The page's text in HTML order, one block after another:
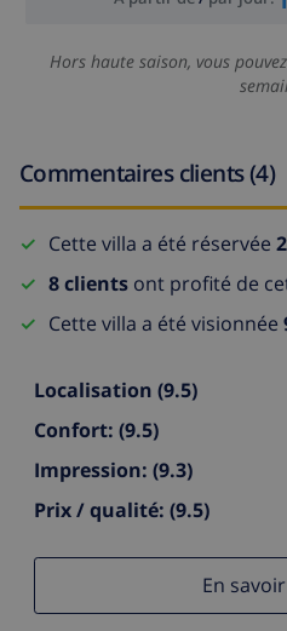
Hors haute saison, vous
Commentaires clients (4)
Cette villa a été réservée 2
8 clients ont profité de
Cette villa a été visionnée
Localisation (9.5)
Confort: (9.5)
Impression: (9.3)
Prix / qualité: (9.5)
En